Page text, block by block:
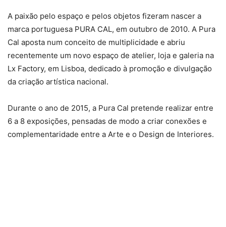
A paixão pelo espaço e pelos objetos fizeram nascer a
marca portuguesa PURA CAL, em outubro de 2010. A Pura
Cal aposta num conceito de multiplicidade e abriu
recentemente um novo espaço de atelier, loja e galeria na
Lx Factory, em Lisboa, dedicado à promoção e divulgação
da criação artística nacional.
Durante o ano de 2015, a Pura Cal pretende realizar entre
6 a 8 exposições, pensadas de modo a criar conexões e
complementaridade entre a Arte e o Design de Interiores.